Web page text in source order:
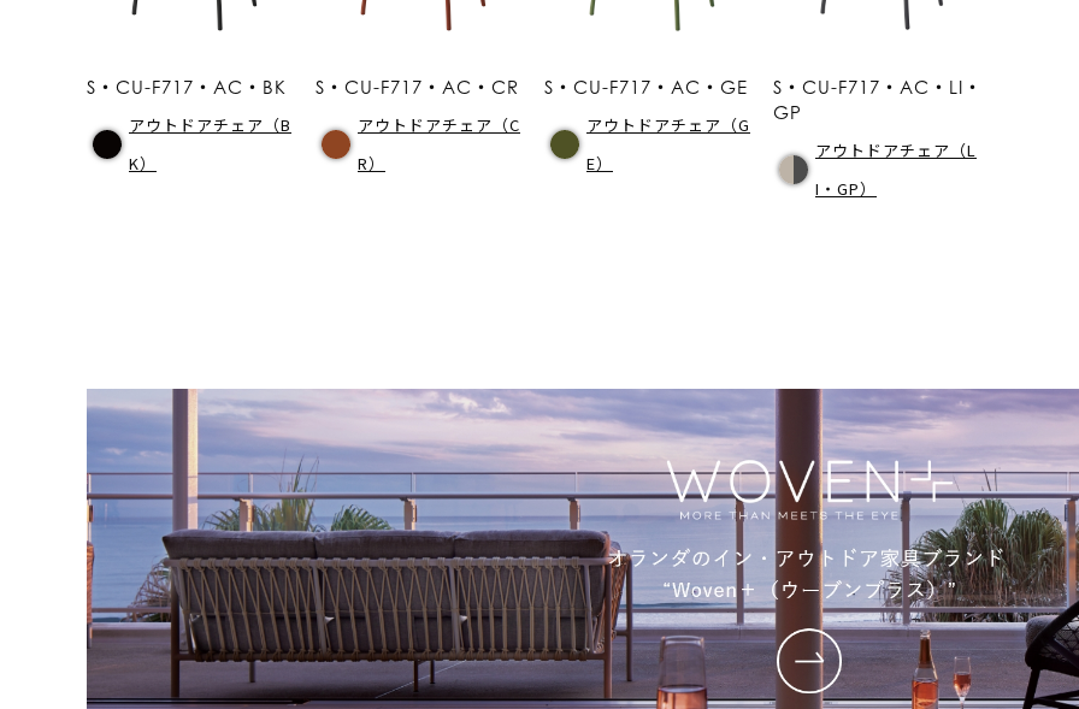
S・CU-F717・AC・BK
アウトドアチェア（B
K）
S・CU-F717・AC・CR
アウトドアチェア（C
R）
S・CU-F717・AC・GE
アウトドアチェア（G
E）
S・CU-F717・AC・LI・
GP
アウトドアチェア（L
I・GP）